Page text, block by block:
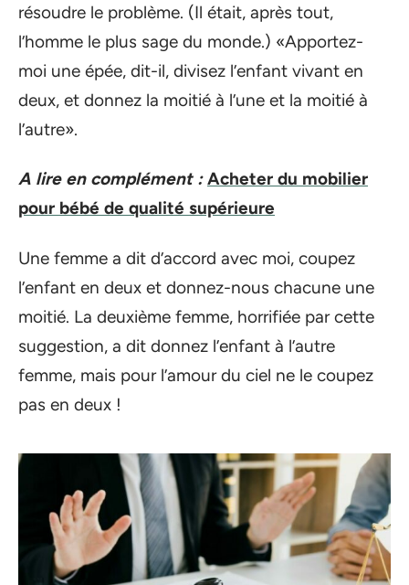
résoudre le problème. (Il était, après tout,
l’homme le plus sage du monde.) «Apportez-
moi une épée, dit-il, divisez l’enfant vivant en
deux, et donnez la moitié à l’une et la moitié à
l’autre».
A lire en complément : Acheter du mobilier
pour bébé de qualité supérieure
Une femme a dit d’accord avec moi, coupez
l’enfant en deux et donnez-nous chacune une
moitié. La deuxième femme, horrifiée par cette
suggestion, a dit donnez l’enfant à l’autre
femme, mais pour l’amour du ciel ne le coupez
pas en deux !